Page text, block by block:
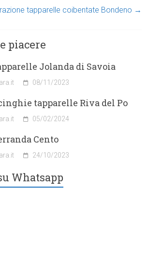
tapparelle coibentate Bondeno →
piacere
Jolanda di Savoia
08/11/2023
tapparelle Riva del Po
05/02/2024
Cento
24/10/2023
Whatsapp